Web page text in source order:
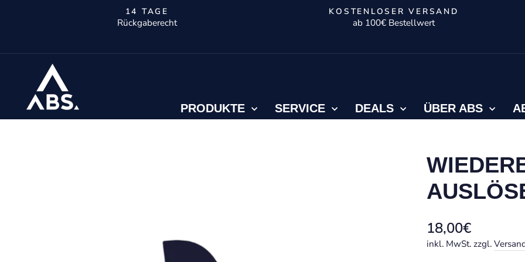
Pause
14 TAGE
Rückgaberecht
KOSTENLOSER VERSAND
ab 100€ Bestellwert
PRODUKTE SERVICE DEALS ÜBER ABS
Normaler
Preis
18,00€
inkl. MwSt. zzgl.